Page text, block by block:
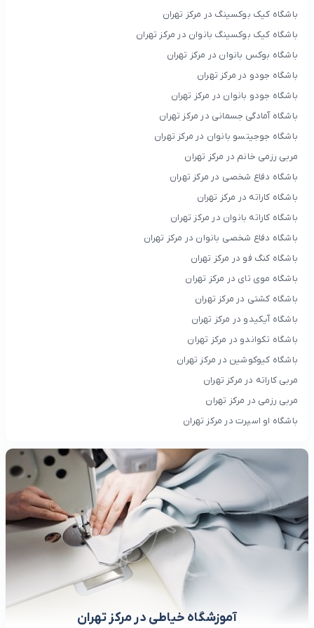
باشگاه کیک بوکسینگ در مرکز تهران
باشگاه کیک بوکسینگ بانوان در مرکز تهران
باشگاه بوکس بانوان در مرکز تهران
باشگاه جودو در مرکز تهران
باشگاه جودو بانوان در مرکز تهران
باشگاه آمادگی جسمانی در مرکز تهران
باشگاه جوجیتسو بانوان در مرکز تهران
مربی رزمی خانم در مرکز تهران
باشگاه دفاع شخصی در مرکز تهران
باشگاه کاراته در مرکز تهران
باشگاه کاراته بانوان در مرکز تهران
باشگاه دفاع شخصی بانوان در مرکز تهران
باشگاه کنگ فو در مرکز تهران
باشگاه موی تای در مرکز تهران
باشگاه کشتی در مرکز تهران
باشگاه آیکیدو در مرکز تهران
باشگاه تکواندو در مرکز تهران
باشگاه کیوکوشین در مرکز تهران
مربی کاراته در مرکز تهران
مربی رزمی در مرکز تهران
باشگاه او اسپرت در مرکز تهران
آموزشگاه خیاطی در مرکز تهران